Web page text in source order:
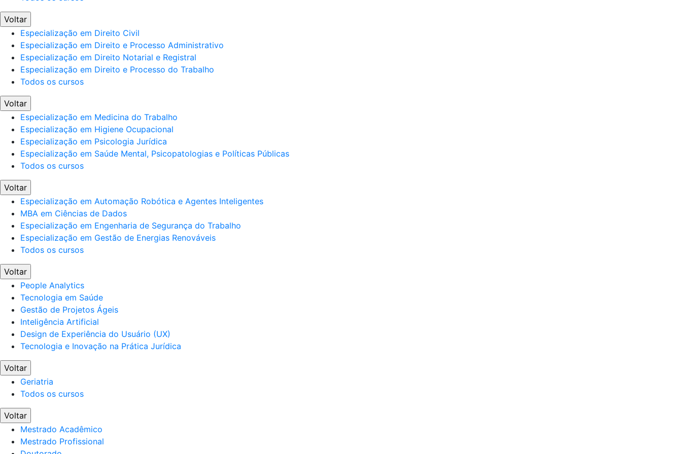
Voltar
Especialização em Direito Civil
Especialização em Direito e Processo Administrativo
Especialização em Direito Notarial e Registral
Especialização em Direito e Processo do Trabalho
Todos os cursos
Voltar
Especialização em Medicina do Trabalho
Especialização em Higiene Ocupacional
Especialização em Psicologia Jurídica
Especialização em Saúde Mental, Psicopatologias e Políticas Públicas
Todos os cursos
Voltar
Especialização em Automação Robótica e Agentes Inteligentes
MBA em Ciências de Dados
Especialização em Engenharia de Segurança do Trabalho
Especialização em Gestão de Energias Renováveis
Todos os cursos
Voltar
People Analytics
Tecnologia em Saúde
Gestão de Projetos Ágeis
Inteligência Artificial
Design de Experiência do Usuário (UX)
Tecnologia e Inovação na Prática Jurídica
Voltar
Geriatria
Todos os cursos
Voltar
Mestrado Acadêmico
Mestrado Profissional